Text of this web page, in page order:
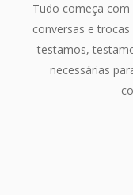
Tudo começa
conversas e
testamos,
necessárias